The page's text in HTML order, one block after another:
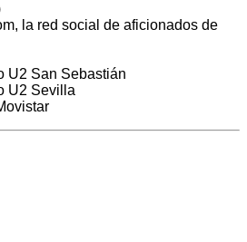
la red social de aficionados de
U2 San Sebastián
U2 Sevilla